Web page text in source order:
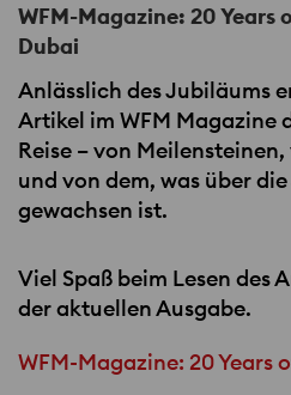
WFM-Magazine: 20 Years
Dubai
Anlässlich des Jubiläums
Artikel im WFM Magazine
Reise – von
und von dem, was über
gewachsen ist.
Viel Spaß beim Lesen des
der aktuellen Ausgabe.
WFM-Magazine: 20 Years